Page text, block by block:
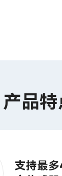
产品
支持最